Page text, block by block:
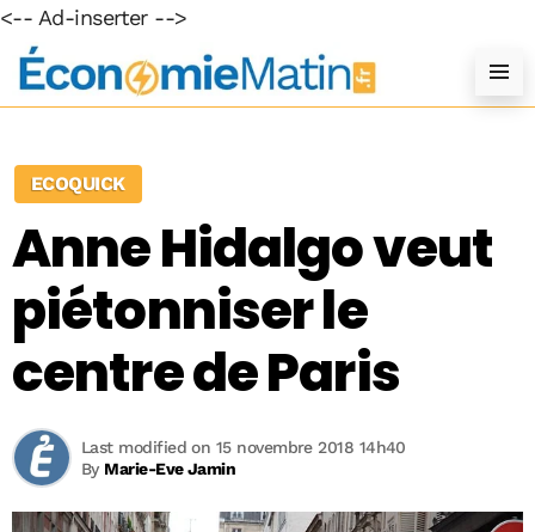
<-- Ad-inserter -->
ECOQUICK
Anne Hidalgo veut
piétonniser le
centre de Paris
By Marie-Eve Jamin
Last modified on 15 novembre 2018 14h40